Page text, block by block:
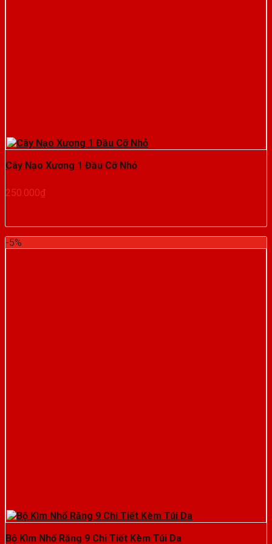
Cây Nạo Xương 1 Đầu Cỡ Nhỏ
250.000₫
-5%
Bộ Kìm Nhổ Răng 9 Chi Tiết Kèm Túi Da